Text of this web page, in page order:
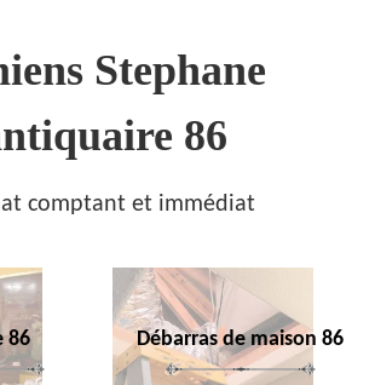
Stephane
86
comptant et immédiat
86 Débarras de maison 86